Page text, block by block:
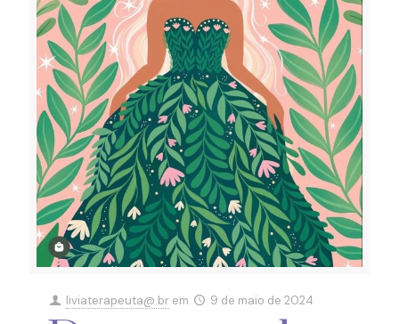
liviaterapeuta@.br em 9 de maio de 2024